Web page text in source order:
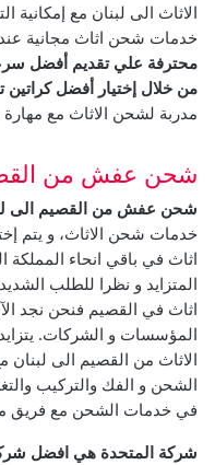
الاثاث الى لبنان مع
خدمات شحن اثاث مجانية
محترفة علي تقديم أفضل
من خلال إختيار أفضل كراتين
مدربة لشحن الاثاث مع
شحن عفش من
شحن عفش من القصيم الى
خدمات شحن الاثاث، و يتم
اثاث في باقي انحاء المملكة
المتزايد و نظرا للطلب
اثاث في القصيم فنحن نجد
المؤسسات و الشركات.
الاثاث من القصيم الى
الشحن و الفك والتركيب
في خدمات الشحن مع فريق
شركة المتحدة هي افضل